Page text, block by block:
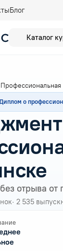
Блог
Каталог
Профессиональная
о
отрыва от
· 2 535